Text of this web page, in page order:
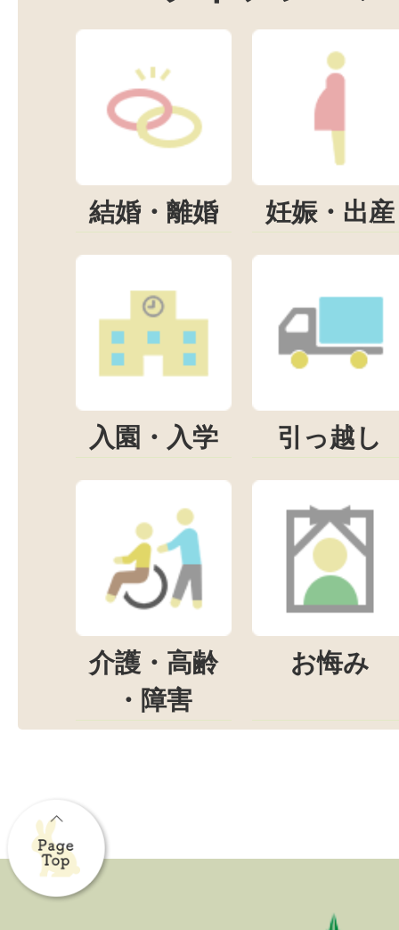
結婚・離婚 妊娠・出産
入園・入学 引っ越し
介護・高齢
・障害
お悔み